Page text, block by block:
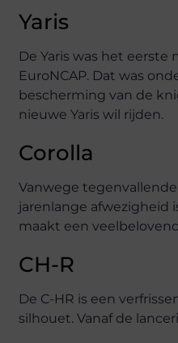
Yaris
De Yaris was het
EuroNCAP. Dat was
bescherming van de
nieuwe Yaris wil rijden.
Corolla
Vanwege
jarenlange afwezigheid
maakt een
CH-R
De C-HR is een
silhouet. Vanaf de